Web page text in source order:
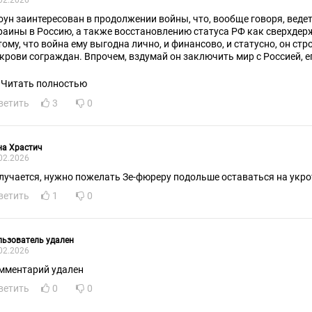
заинтересован в продолжении войны, что, вообще говоря,
в Россию, а также восстановлению статуса РФ как
что война ему выгодна лично, и финансово, и статусно, он
сограждан. Впрочем, вздумай он заключить мир с Россией,
Руси от укронацизма. Это как с Гитлером: его можно
последствиями.
Читать полностью
3 0
Храстич
нужно пожелать Зе-фюреру подольше оставаться на
1 0
удален
удален
0 0